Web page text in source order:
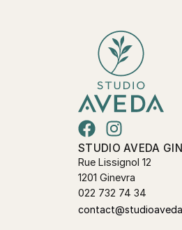
STUDIO AVEDA
Rue Lissignol 12
1201 Ginevra
022 732 74 34